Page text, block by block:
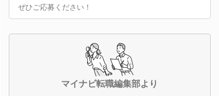
ぜひご応募ください！
マイナビ転職編集部より